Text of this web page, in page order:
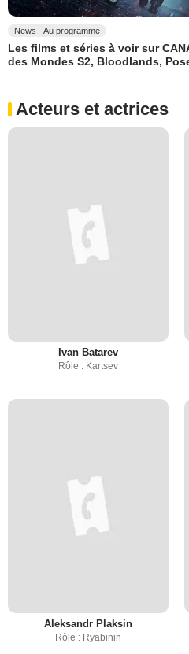
News - Au programme
Les films et séries à voir sur
des Mondes S2, Bloodlands,
Acteurs et actrices
Ivan Batarev
Rôle : Kartsev
Aleksandr Plaksin
Rôle : Ryabinin